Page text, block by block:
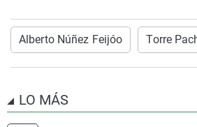
Alberto Núñez Feijóo Torre
LO MÁS